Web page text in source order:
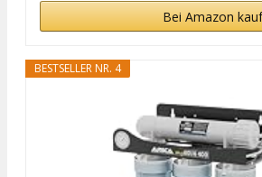
Bei Amazon
BESTSELLER NR. 4